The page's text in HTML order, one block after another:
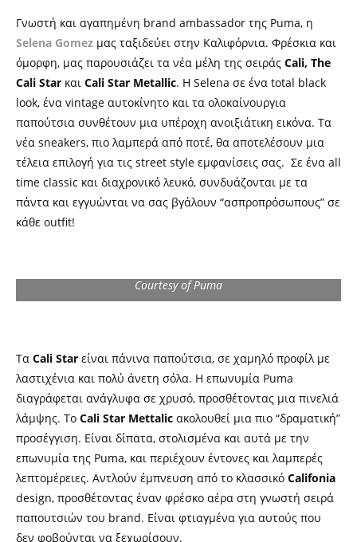
Γνωστή και αγαπημένη brand ambassador της Puma, η
Selena Gomez μας ταξιδεύει στην Καλιφόρνια. Φρέσκια και
όμορφη, μας παρουσιάζει τα νέα μέλη της σειράς Cali, The
Cali Star και Cali Star Metallic. Η Selena σε ένα total black
look, ένα vintage αυτοκίνητο και τα ολοκαίνουργια
παπούτσια συνθέτουν μια υπέροχη ανοιξιάτικη εικόνα. Τα
νέα sneakers, πιο λαμπερά από ποτέ, θα αποτελέσουν μια
τέλεια επιλογή για τις street style εμφανίσεις σας. Σε ένα all
time classic και διαχρονικό λευκό, συνδυάζονται με τα
πάντα και εγγυώνται να σας βγάλουν “ασπροπρόσωπους” σε
κάθε outfit!
Courtesy of Puma
Τα Cali Star είναι πάνινα παπούτσια, σε χαμηλό προφίλ με
λαστιχένια και πολύ άνετη σόλα. Η επωνυμία Puma
διαγράφεται ανάγλυφα σε χρυσό, προσθέτοντας μια πινελιά
λάμψης. Το Cali Star Mettalic ακολουθεί μια πιο “δραματική”
προσέγγιση. Είναι δίπατα, στολισμένα και αυτά με την
επωνυμία της Puma, και περιέχουν έντονες και λαμπερές
λεπτομέρειες. Αντλούν έμπνευση από το κλασσικό Califonia
design, προσθέτοντας έναν φρέσκο αέρα στη γνωστή σειρά
παπουτσιών του brand. Είναι φτιαγμένα για αυτούς που
δεν φοβούνται να ξεχωρίσουν.